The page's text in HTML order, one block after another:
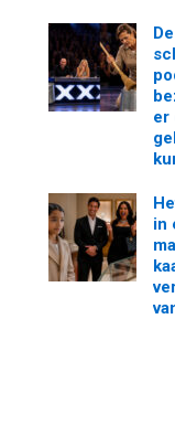
er
in